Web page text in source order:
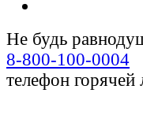
Не будь
8-800-100-0004
телефон горячей